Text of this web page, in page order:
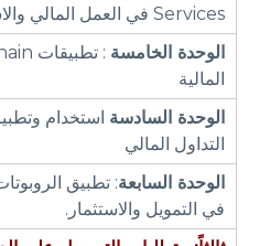
Services في العمل المالي والاستثماري
الوحدة الخامسة
المالية
الوحدة السادسة
التداول المالي
الوحدة السابعة
في التمويل والاستثمار.